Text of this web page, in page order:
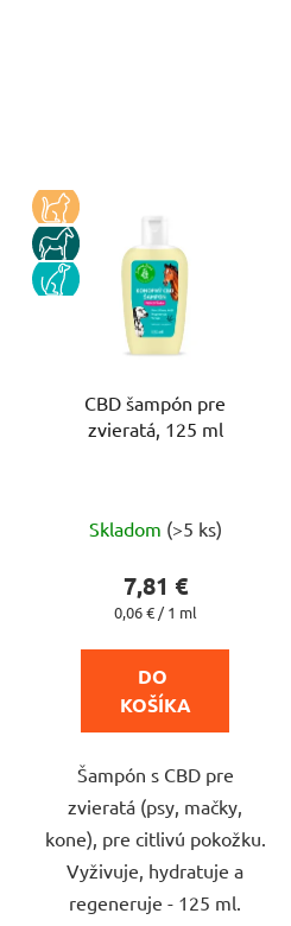
KOCKA
KUN
PES
CBD šampón pre
zvieratá, 125 ml
hodnotenie
je
z
5
hviezdičiek.
Skladom (>5 ks)
7,81 €
Jednotková
0,06 € / 1 ml
DO
KOŠÍKA
Šampón s CBD pre
zvieratá (psy, mačky,
kone), pre citlivú pokožku.
Vyživuje, hydratuje a
regeneruje - 125 ml.